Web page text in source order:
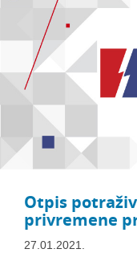
Otpis
privremene
27.01.2021.